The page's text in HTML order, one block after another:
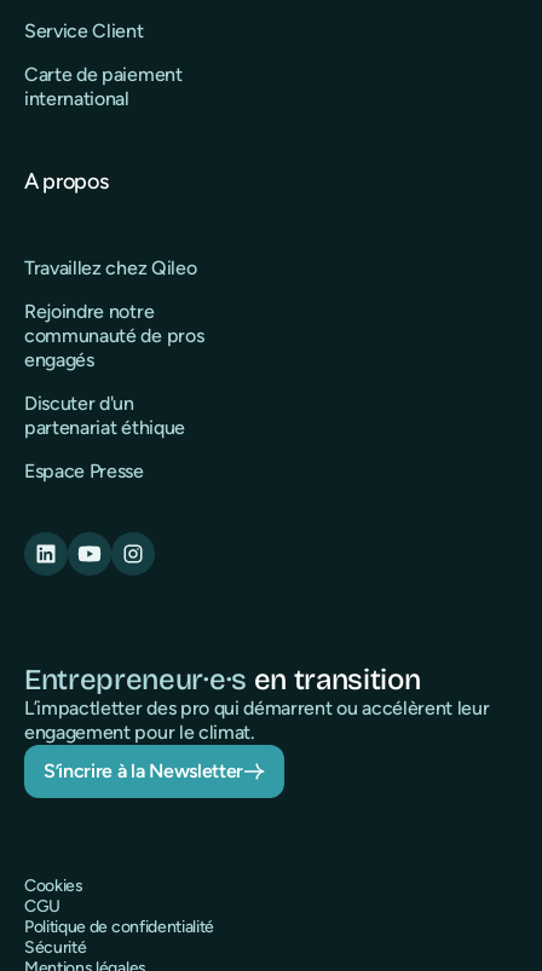
Service Client
Carte de paiement
international
A propos
Travaillez chez Qileo
Rejoindre notre
communauté de pros
engagés
Discuter d'un
partenariat éthique
Espace Presse
Entrepreneur·e·s en transition
L’impactletter des pro qui démarrent ou accélèrent leur
engagement pour le climat.
S’incrire à la Newsletter
Cookies
CGU
Politique de confidentialité
Sécurité